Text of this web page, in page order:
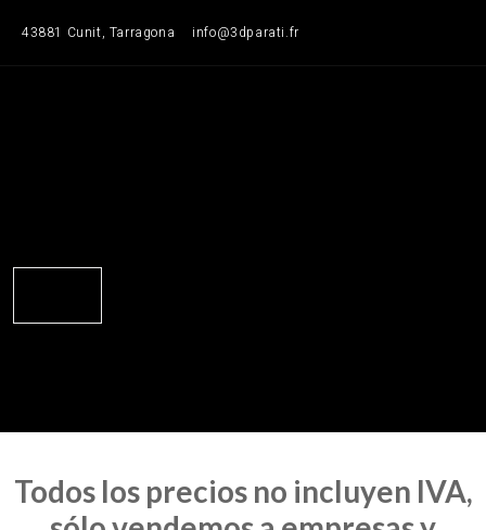
para43881 Cunit, Tarragona info@3dparati.fr
Todos los precios no incluyen IVA,